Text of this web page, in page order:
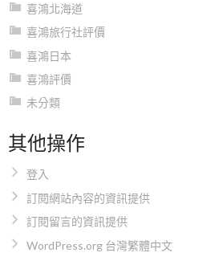
喜鴻北海道
喜鴻旅行社評價
喜鴻日本
喜鴻評價
未分類
其他操作
登入
訂閱網站內容的資訊提供
訂閱留言的資訊提供
WordPress.org 台灣繁體中文